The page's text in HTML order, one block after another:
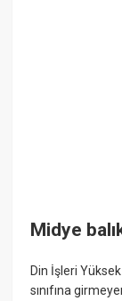
Midye
Din İşleri
sınıfına